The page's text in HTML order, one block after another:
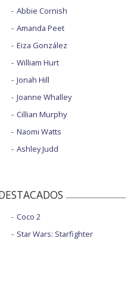
Abbie Cornish
Amanda Peet
Eiza González
William Hurt
Jonah Hill
Joanne Whalley
Cillian Murphy
Naomi Watts
Ashley Judd
Coco 2
Star Wars: Starfighter